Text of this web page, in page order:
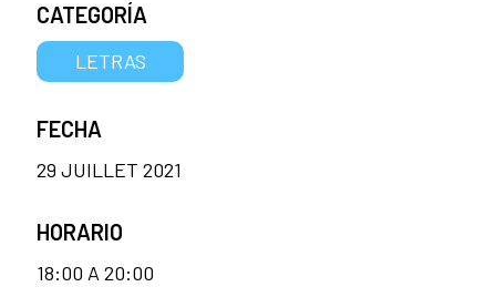
CATEGORÍA
LETRAS
FECHA
29 JUILLET 2021
HORARIO
18:00 A 20:00